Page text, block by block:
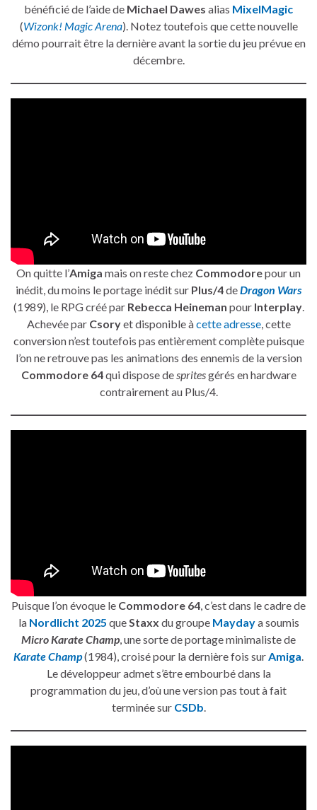
bénéficié de l’aide de Michael Dawes alias MixelMagic
(Wizonk! Magic Arena). Notez toutefois que cette nouvelle
démo pourrait être la dernière avant la sortie du jeu prévue en
décembre.
On quitte l’Amiga mais on reste chez Commodorepour un
inédit, du moins le portage inédit sur Plus/4deDragon Wars
(1989), le RPG créé par Rebecca Heineman pour Interplay.
Achevée par Csoryet disponible àcette adresse, cette
conversion n’est toutefois pas entièrement complète puisque
l’on ne retrouve pas les animations des ennemis de la version
Commodore 64qui dispose despritesgérés en hardware
contrairement au Plus/4.
Puisque l’on évoque le Commodore 64 , c’est dans le cadre de
la Nordlicht 2025 que Staxx du groupe Maydaya soumis
Micro Karate Champ, une sorte de portage minimaliste de
Karate Champ(1984), croisé pour la dernière fois sur Amiga
Le développeur admet s’être embourbé dans la
programmation du jeu, d’où une version pas tout à fait
terminée sur CSDb